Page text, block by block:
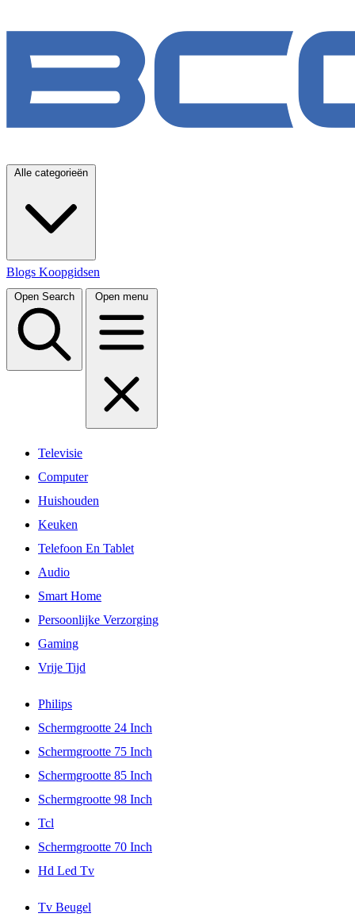
Alle categorieën
Blogs Koopgidsen
Open Search Open menu
Televisie
Computer
Huishouden
Keuken
Telefoon En Tablet
Audio
Smart Home
Persoonlijke Verzorging
Gaming
Vrije Tijd
Philips
Schermgrootte 24 Inch
Schermgrootte 75 Inch
Schermgrootte 85 Inch
Schermgrootte 98 Inch
Tcl
Schermgrootte 70 Inch
Hd Led Tv
Tv Beugel